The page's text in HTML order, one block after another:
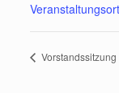
Vorstandssitzung